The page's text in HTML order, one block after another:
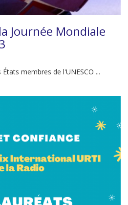
Journée Mondiale
membres de l'UNESCO ...